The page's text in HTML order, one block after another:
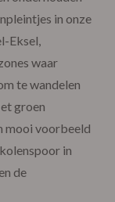
in onze
Eksel,
waar
te wandelen
groen
mooi voorbeeld
in
de